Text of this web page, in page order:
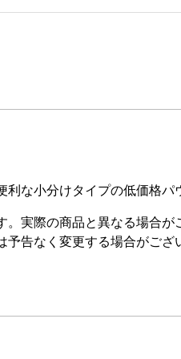
利な小分けタイプの低価格パ
実際の商品と異なる場合が
告なく変更する場合がござ